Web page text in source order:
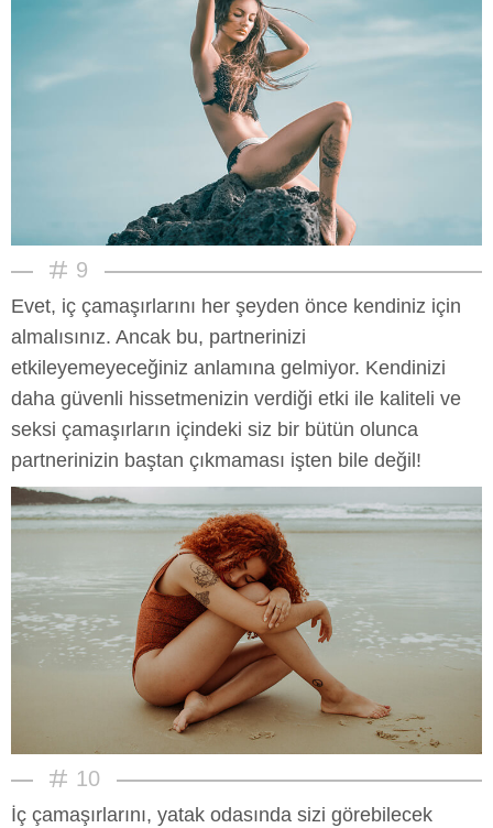
9
Evet, iç çamaşırlarını her şeyden önce kendiniz için
almalısınız. Ancak bu, partnerinizi
etkileyemeyeceğiniz anlamına gelmiyor. Kendinizi
daha güvenli hissetmenizin verdiği etki ile kaliteli ve
seksi çamaşırların içindeki siz bir bütün olunca
partnerinizin baştan çıkmaması işten bile değil!
10
İç çamaşırlarını, yatak odasında sizi görebilecek